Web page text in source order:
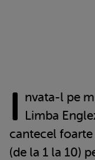
I nvata-l pe
Limba
cantecel
(de la 1 la 10)